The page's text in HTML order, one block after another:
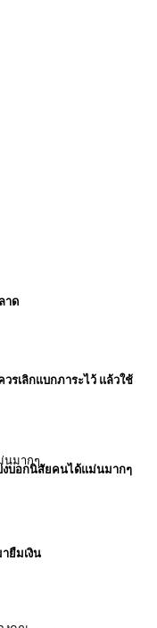
าด
รเลิกแบกภาระไว้ แล้วใช้
งบอกนิสัยคนได้แม่นมากๆ
ยืมเงิน